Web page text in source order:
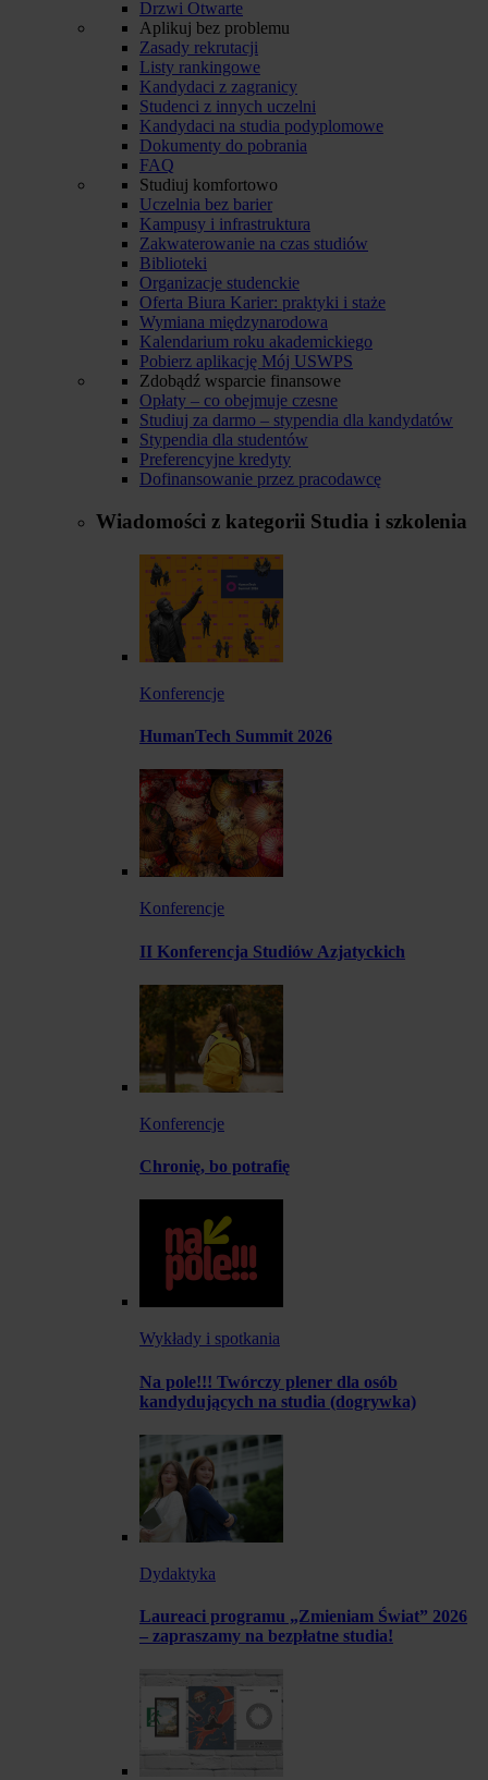
Drzwi Otwarte
Aplikuj bez problemu
Zasady rekrutacji
Listy rankingowe
Kandydaci z zagranicy
Studenci z innych uczelni
Kandydaci na studia podyplomowe
Dokumenty do pobrania
FAQ
Studiuj komfortowo
Uczelnia bez barier
Kampusy i infrastruktura
Zakwaterowanie na czas studiów
Biblioteki
Organizacje studenckie
Oferta Biura Karier: praktyki i staże
Wymiana międzynarodowa
Kalendarium roku akademickiego
Pobierz aplikację Mój USWPS
Zdobądź wsparcie finansowe
Opłaty – co obejmuje czesne
Studiuj za darmo – stypendia dla kandydatów
Stypendia dla studentów
Preferencyjne kredyty
Dofinansowanie przez pracodawcę
Wiadomości z kategorii Studia i szkolenia
Konferencje
HumanTech Summit 2026
Konferencje
II Konferencja Studiów Azjatyckich
Konferencje
Chronię, bo potrafię
Wykłady i spotkania
Na pole!!! Twórczy plener dla osób
kandydujących na studia (dogrywka)
Dydaktyka
Laureaci programu „Zmieniam Świat” 2026
– zapraszamy na bezpłatne studia!